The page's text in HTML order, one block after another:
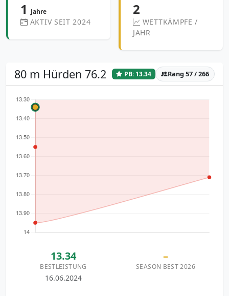
1 Jahre
AKTIV SEIT 2024
2
WETTKÄMPFE /
JAHR
80 m Hürden 76.2 PB: 13.34 Rang 57 / 266
13.34
BESTLEISTUNG
16.06.2024
–
SEASON BEST 2026